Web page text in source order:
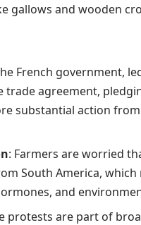
gallows and wooden
French government,
agreement,
substantial action
: Farmers are worried
South America,
and
protests are part of